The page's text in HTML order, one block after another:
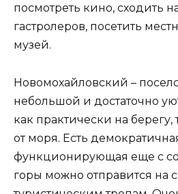
посмотреть кино, сходить
гастролеров, посетить
музей.
Новомохайловский –
небольшой и достаточно
как практически на берегу,
от моря. Есть
функционирующая еще с
горы можно отправится на